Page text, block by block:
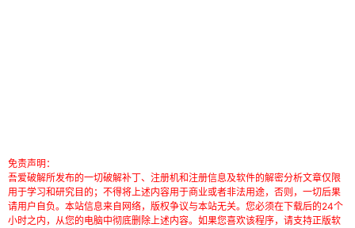
免责声明：
吾爱破解所发布的一切破解补丁、注册机和注册信息及软件的解密分析文章仅限
用于学习和研究目的；不得将上述内容用于商业或者非法用途，否则，一切后果
请用户自负。本站信息来自网络，版权争议与本站无关。您必须在下载后的24个
小时之内，从您的电脑中彻底删除上述内容。如果您喜欢该程序，请支持正版软